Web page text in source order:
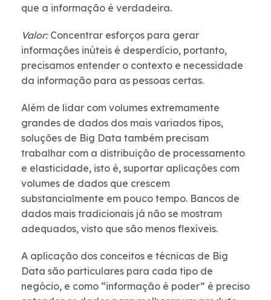
que a informação é verdadeira.
Valor:Concentrar esforços para gerar
informações inúteis é desperdício, portanto,
precisamos entender o contexto e necessidade
da informação para as pessoas certas.
Além de lidar com volumes extremamente
grandes de dados dos mais variados tipos,
soluções de Big Data também precisam
trabalhar com a distribuição de processamento
e elasticidade, isto é, suportar aplicações com
volumes de dados que crescem
substancialmente em pouco tempo. Bancos de
dados mais tradicionais já não se mostram
adequados, visto que são menos flexíveis.
A aplicação dos conceitos e técnicas de Big
Data são particulares para cada tipo de
negócio, e como “informação é poder” é preciso